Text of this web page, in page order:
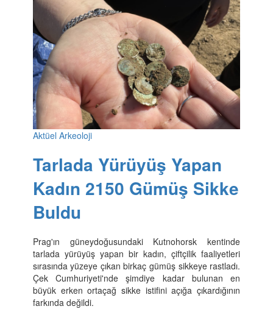
Aktüel Arkeoloji
Tarlada Yürüyüş Yapan
Kadın 2150 Gümüş Sikke
Buldu
Prag'ın güneydoğusundaki Kutnohorsk kentinde
tarlada yürüyüş yapan bir kadın, çiftçilik faaliyetleri
sırasında yüzeye çıkan birkaç gümüş sikkeye rastladı.
Çek Cumhuriyeti'nde şimdiye kadar bulunan en
büyük erken ortaçağ sikke istifini açığa çıkardığının
farkında değildi.